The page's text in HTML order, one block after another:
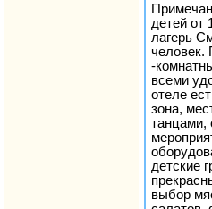
детей от
лагерь
человек.
-
всеми
отеле
зона,
танцами,
детские
выбор